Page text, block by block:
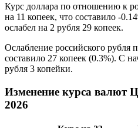
Курс доллара по отношению к
на 11 копеек, что составило -
ослабел на 2 рубля 29 копеек.
Ослабление российского рубля
составило 27 копеек (0.3%). С
рубля 3 копейки.
Изменение курса валют
2026